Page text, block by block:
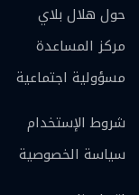
حول هلال بلاي
مركز المساعدة
مسؤولية اجتماعية
شروط الإستخدام
سياسة الخصوصية